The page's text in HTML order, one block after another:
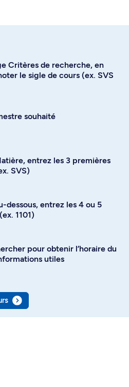
Critères de recherche, en
le sigle de cours (ex. SVS
souhaité
entrez les 3 premières
SVS)
dessous, entrez les 4 ou 5
1101)
pour obtenir l’horaire du
utiles